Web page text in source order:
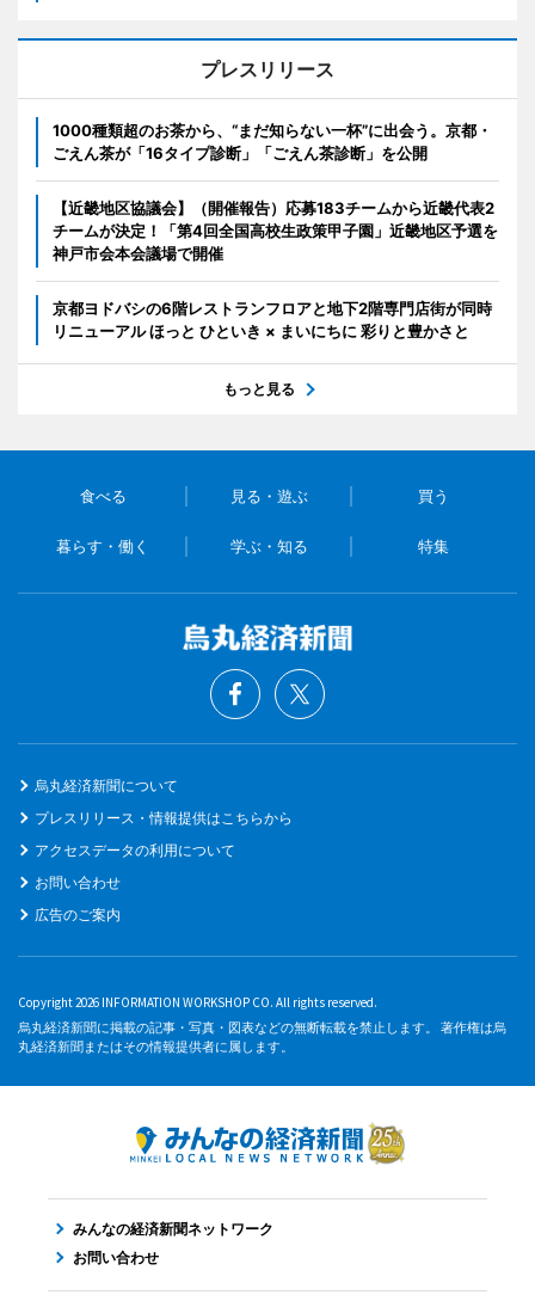
プレスリリース
1000種類超のお茶から、“まだ知らない一杯”に出会う。京都・
ごえん茶が「16タイプ診断」「ごえん茶診断」を公開
【近畿地区協議会】（開催報告）応募183チームから近畿代表2
チームが決定！「第4回全国高校生政策甲子園」近畿地区予選を
神戸市会本会議場で開催
京都ヨドバシの6階レストランフロアと地下2階専門店街が同時
リニューアル ほっと ひといき × まいにちに 彩りと豊かさと
もっと見る
食べる 見る・遊ぶ 買う
暮らす・働く 学ぶ・知る 特集
烏丸経済新聞について
プレスリリース・情報提供はこちらから
アクセスデータの利用について
お問い合わせ
広告のご案内
Copyright 2026 INFORMATION WORKSHOP CO. All rights reserved.
烏丸経済新聞に掲載の記事・写真・図表などの無断転載を禁止します。 著作権は烏
丸経済新聞またはその情報提供者に属します。
みんなの経済新聞ネットワーク
お問い合わせ